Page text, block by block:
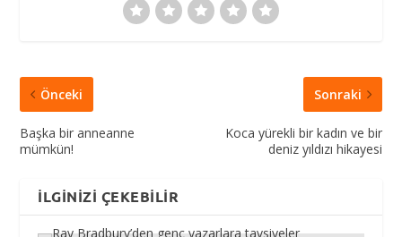
Önceki
Başka bir anneanne
mümkün!
Sonraki
Koca yürekli bir kadın ve bir
deniz yıldızı hikayesi
İLGINIZI ÇEKEBILIR